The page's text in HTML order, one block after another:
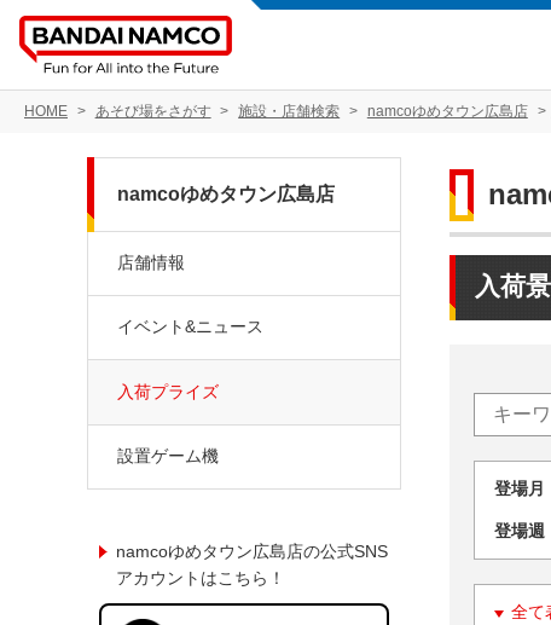
HOME あそび場をさがす 施設・店舗検索 namcoゆめタウン広島店
入荷
登場月
登場週
全て
namcoゆめタウン広島店
店舗情報
イベント&ニュース
入荷プライズ
設置ゲーム機
namcoゆめタウン広島店の公式SNS
アカウントはこちら！